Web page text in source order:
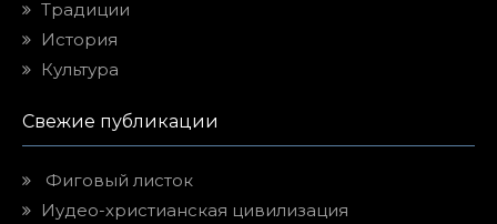
Традиции
История
Культура
Свежие публикации
Фиговый листок
Иудео-христианская цивилизация